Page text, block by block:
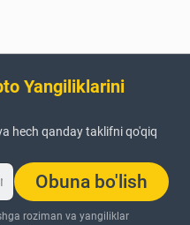
Yangiliklarini
hech qanday taklifni qo'qiq
Obuna bo'lish
roziman va yangiliklar